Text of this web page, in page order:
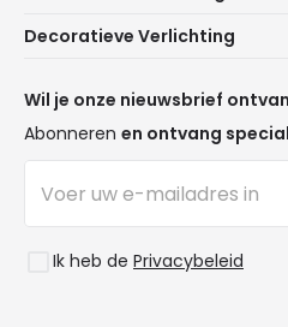
Klantenservice
Verzendmethoden
Bent u een Professional?
Veelgestelde Vragen (FAQ)
Merken
LED Besparingscalculator
Bedrijfsverlichting
Decoratieve Verlichting
Trends
Premium Decoratiemerken
Nieuwe Decoraties
Ruimtes
Stijlen
Collecties
Wil je onze nieuwsbrief
Abonneren en ontvang
Ik heb de Privacybeleid